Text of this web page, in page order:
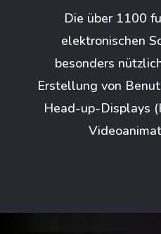
Die über 1100
elektronischen
besonders
Erstellung von
Head-up-Displays